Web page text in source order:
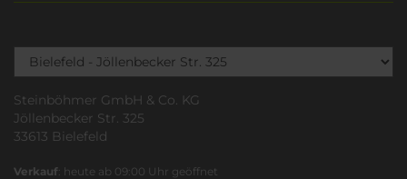
Steinböhmer GmbH & Co. KG
Jöllenbecker Str. 325
33613 Bielefeld
Verkauf: heute ab 09:00 Uhr geöffnet